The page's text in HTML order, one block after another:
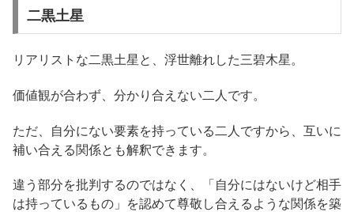
二黒土星
リアリストな二黒土星と、浮世離れした三碧木星。
価値観が合わず、分かり合えない二人です。
ただ、自分にない要素を持っている二人ですから、互いに
補い合える関係とも解釈できます。
違う部分を批判するのではなく、「自分にはないけど相手
は持っているもの」を認めて尊敬し合えるような関係を築